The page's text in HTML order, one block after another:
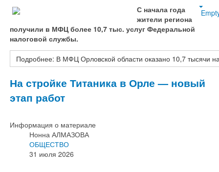
С начала года
жители региона
получили в МФЦ более 10,7 тыс. услуг Федеральной
налоговой службы.
Подробнее: В МФЦ Орловской области оказано 10,7 тысячи
На стройке Титаника в Орле — новый
этап работ
Информация о материале
Нонна АЛМАЗОВА
ОБЩЕСТВО
31 июля 2026